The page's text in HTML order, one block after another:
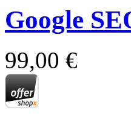
Google
99,00 €